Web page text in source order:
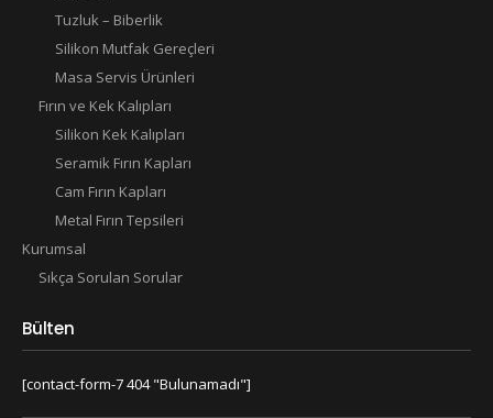
Tuzluk – Biberlik
Silikon Mutfak Gereçleri
Masa Servis Ürünleri
Fırın ve Kek Kalıpları
Silikon Kek Kalıpları
Seramik Fırın Kapları
Cam Fırın Kapları
Metal Fırın Tepsileri
Kurumsal
Sıkça Sorulan Sorular
Bülten
[contact-form-7 404 "Bulunamadı"]